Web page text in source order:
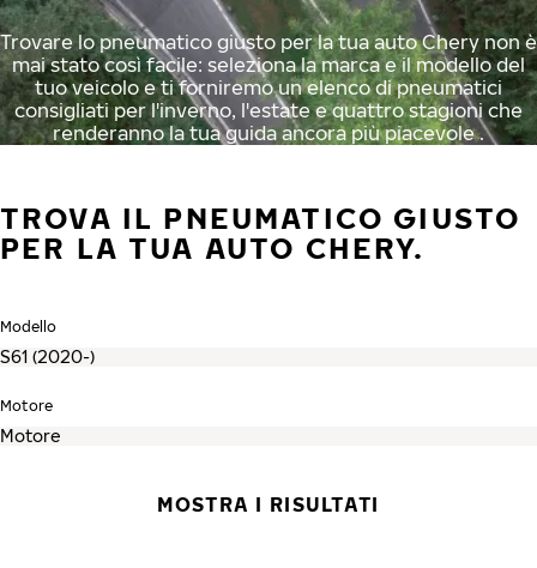
Trovare lo pneumatico giusto per la tua auto Chery non è
mai stato così facile: seleziona la marca e il modello del
tuo veicolo e ti forniremo un elenco di pneumatici
consigliati per l'inverno, l'estate e quattro stagioni che
renderanno la tua guida ancora più piacevole .
TROVA IL PNEUMATICO GIUSTO
PER LA TUA AUTO CHERY.
Modello
Motore
MOSTRA I RISULTATI